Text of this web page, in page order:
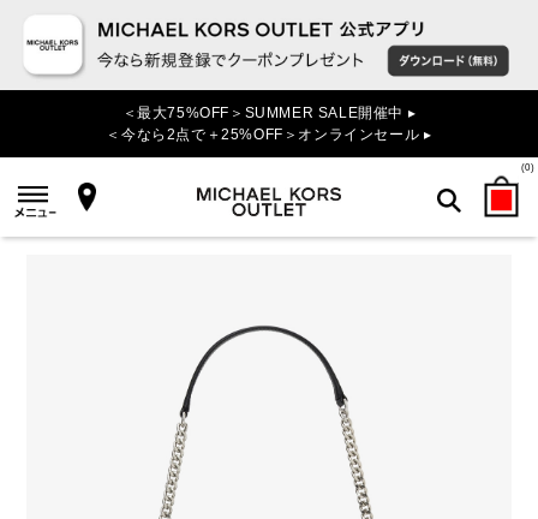
＜最大75%OFF＞SUMMER SALE開催中 ▸
＜今なら2点で＋25%OFF＞オンラインセール ▸
(0)